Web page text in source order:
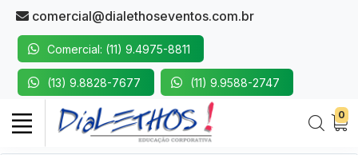
comercial@dialethoseventos.com.br
Comercial: (11) 9.4975-8811
(13) 9.8828-7677 (11) 9.9588-2747
0